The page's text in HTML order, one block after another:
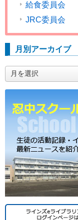
給食委員会
JRC委員会
月別アーカイブ
別
ア
カ